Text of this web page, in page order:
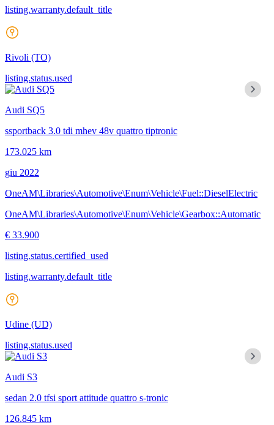
listing.warranty.default_title
Rivoli (TO)
listing.status.used
Audi SQ5
ssportback 3.0 tdi mhev 48v quattro tiptronic
173.025 km
giu 2022
OneAM\Libraries\Automotive\Enum\Vehicle\Fuel::DieselElectric
OneAM\Libraries\Automotive\Enum\Vehicle\Gearbox::Automatic
€ 33.900
listing.status.certified_used
listing.warranty.default_title
Udine (UD)
listing.status.used
Audi S3
sedan 2.0 tfsi sport attitude quattro s-tronic
126.845 km